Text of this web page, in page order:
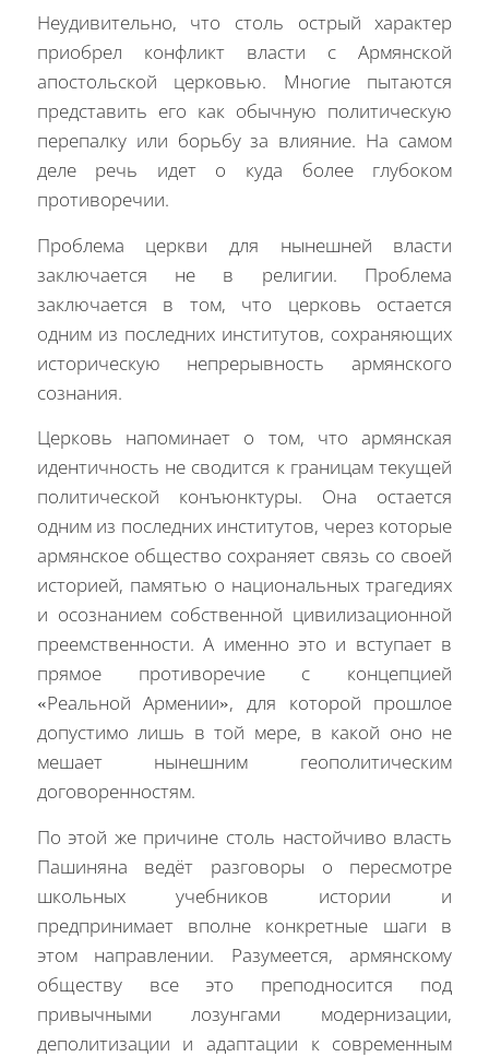
Неудивительно, что столь острый характер
приобрел конфликт власти с Армянской
апостольской церковью. Многие пытаются
представить его как обычную политическую
перепалку или борьбу за влияние. На самом
деле речь идет о куда более глубоком
противоречии.
Проблема церкви для нынешней власти
заключается не в религии. Проблема
заключается в том, что церковь остается
одним из последних институтов, сохраняющих
историческую непрерывность армянского
сознания.
Церковь напоминает о том, что армянская
идентичность не сводится к границам текущей
политической конъюнктуры. Она остается
одним из последних институтов, через которые
армянское общество сохраняет связь со своей
историей, памятью о национальных трагедиях
и осознанием собственной цивилизационной
преемственности. А именно это и вступает в
прямое противоречие с концепцией
«Реальной Армении», для которой прошлое
допустимо лишь в той мере, в какой оно не
мешает нынешним геополитическим
договоренностям.
По этой же причине столь настойчиво власть
Пашиняна ведёт разговоры о пересмотре
школьных учебников истории и
предпринимает вполне конкретные шаги в
этом направлении. Разумеется, армянскому
обществу все это преподносится под
привычными лозунгами модернизации,
деполитизации и адаптации к современным